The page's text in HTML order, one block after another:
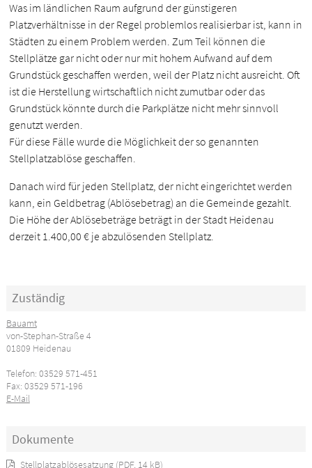
Was im ländlichen Raum aufgrund der günstigeren
Platzverhältnisse in der Regel problemlos realisierbar ist, kann in
Städten zu einem Problem werden. Zum Teil können die
Stellplätze gar nicht oder nur mit hohem Aufwand auf dem
Grundstück geschaffen werden, weil der Platz nicht ausreicht. Oft
ist die Herstellung wirtschaftlich nicht zumutbar oder das
Grundstück könnte durch die Parkplätze nicht mehr sinnvoll
genutzt werden.
Für diese Fälle wurde die Möglichkeit der so genannten
Stellplatzablöse geschaffen.
Danach wird für jeden Stellplatz, der nicht eingerichtet werden
kann, ein Geldbetrag (Ablösebetrag) an die Gemeinde gezahlt.
Die Höhe der Ablösebeträge beträgt in der Stadt Heidenau
derzeit 1.400,00 € je abzulösenden Stellplatz.
Zuständig
Bauamt
von-Stephan-Straße 4
01809 Heidenau
Telefon: 03529 571-451
Fax: 03529 571-196
E-Mail
Dokumente
Stellplatzablösesatzung (PDF, 14 kB)